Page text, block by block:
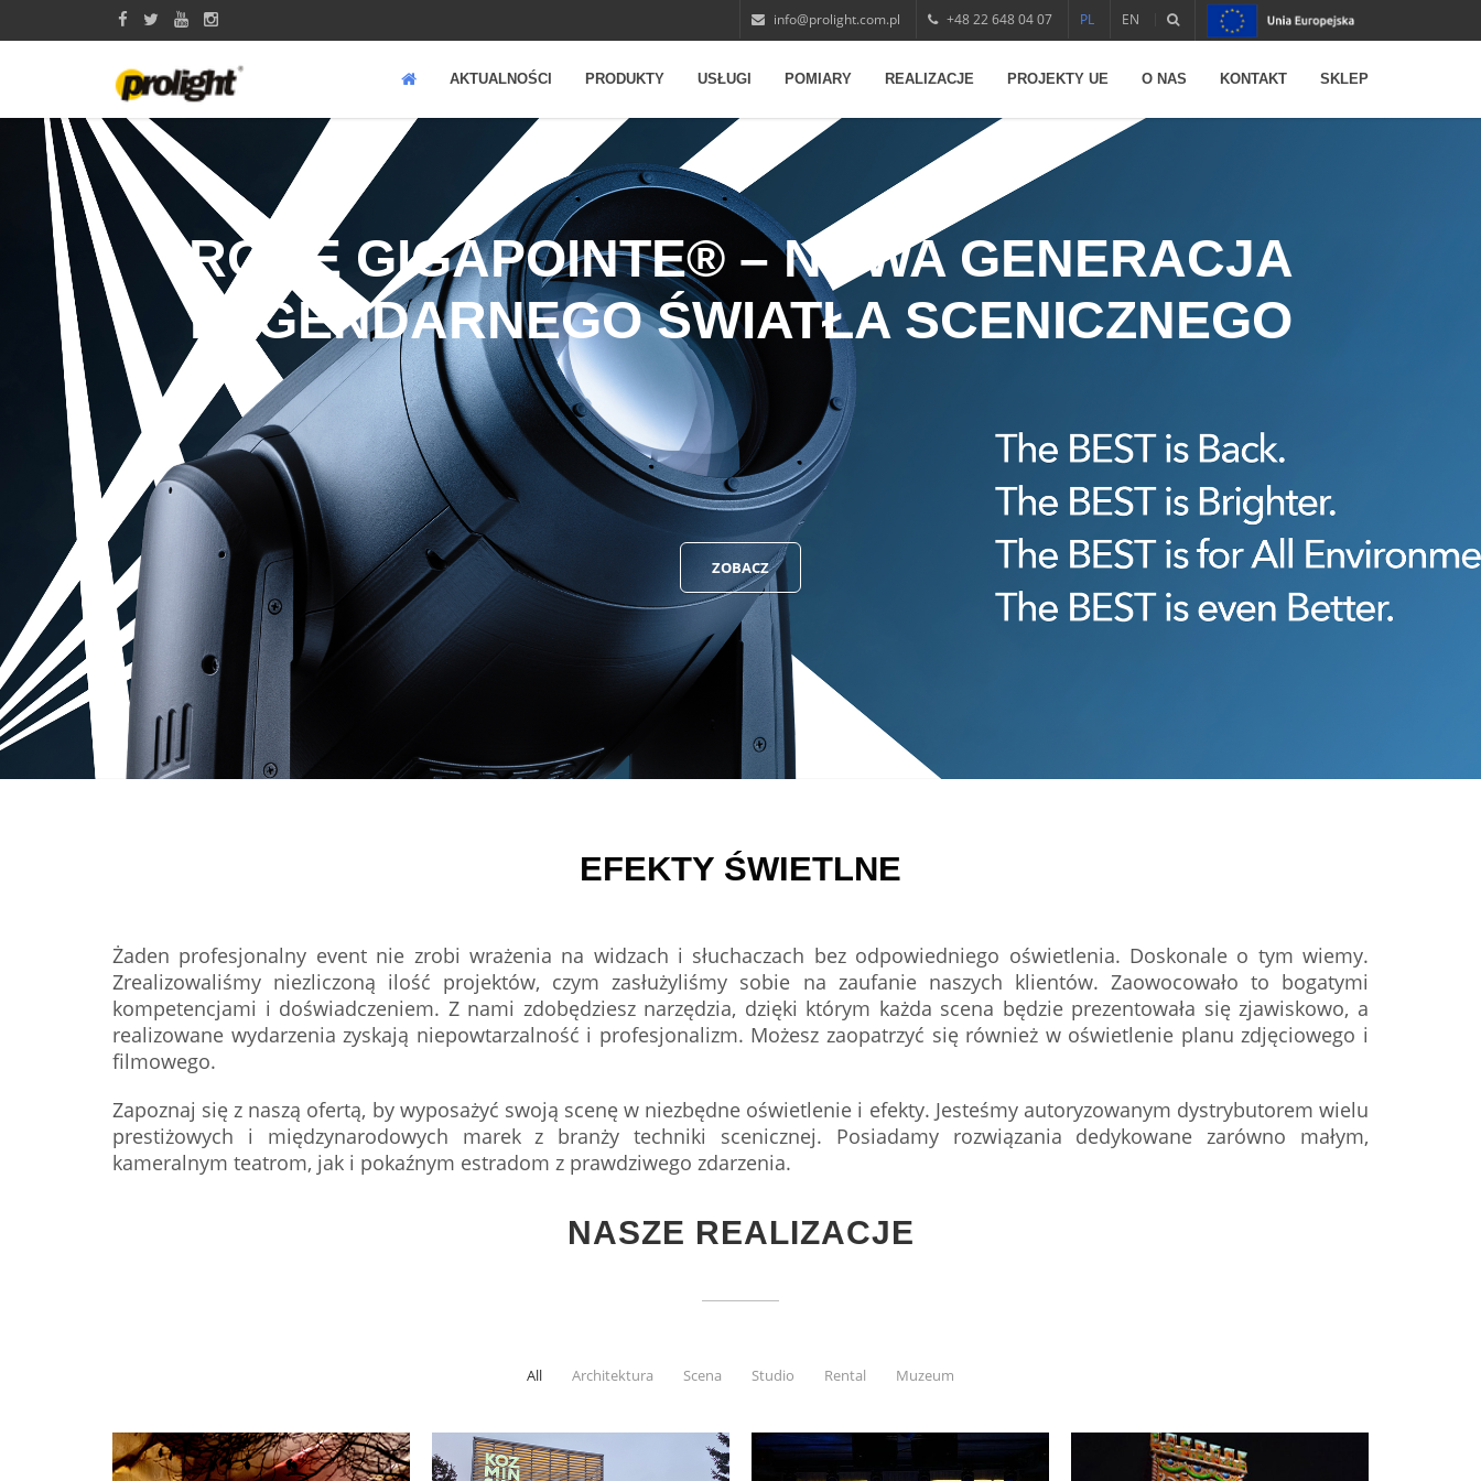
info@prolight.com.pl +48 22 648 04 07 PL EN
AKTUALNOŚCI PRODUKTY USŁUGI POMIARY REALIZACJE PROJEKTY UE O NAS KONTAKT SKLEP
ROBE GIGAPOINTE® – NOWA GENERACJA
LEGENDARNEGO ŚWIATŁA SCENICZNEGO
ZOBACZ
EFEKTY ŚWIETLNE
Żaden profesjonalny event nie zrobi wrażenia na widzach i słuchaczach bez odpowiedniego oświetlenia. Doskonale o tym wiemy.
Zrealizowaliśmy niezliczoną ilość projektów, czym zasłużyliśmy sobie na zaufanie naszych klientów. Zaowocowało to bogatymi
kompetencjami i doświadczeniem. Z nami zdobędziesz narzędzia, dzięki którym każda scena będzie prezentowała się zjawiskowo, a
realizowane wydarzenia zyskają niepowtarzalność i profesjonalizm. Możesz zaopatrzyć się również w oświetlenie planu zdjęciowego i
filmowego.
Zapoznaj się z naszą ofertą, by wyposażyć swoją scenę w niezbędne oświetlenie i efekty. Jesteśmy autoryzowanym dystrybutorem wielu
prestiżowych i międzynarodowych marek z branży techniki scenicznej. Posiadamy rozwiązania dedykowane zarówno małym,
kameralnym teatrom, jak i pokaźnym estradom z prawdziwego zdarzenia.
NASZE REALIZACJE
All Architektura Scena Studio Rental Muzeum